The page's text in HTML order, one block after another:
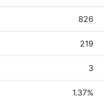
826
219
3
1.37%